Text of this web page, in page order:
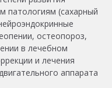
патологиям (сахарный
остеопороз,
в лечебном
и лечения
аппарата